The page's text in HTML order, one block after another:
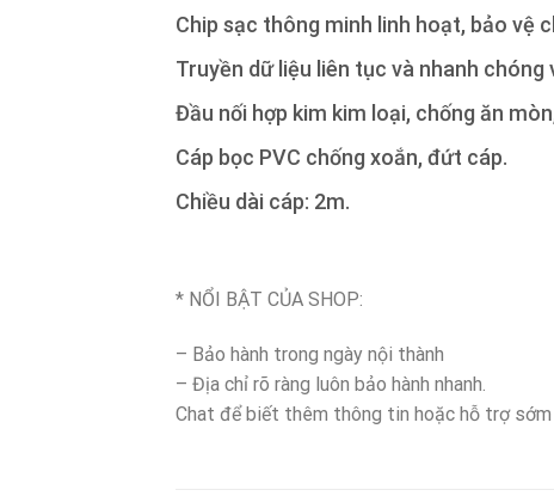
Chip sạc thông minh linh hoạt, bảo vệ
Truyền dữ liệu liên tục và nhanh chóng
Đầu nối hợp kim kim loại, chống ăn
Cáp bọc PVC chống xoắn, đứt cáp.
Chiều dài cáp: 2m.
* NỔI BẬT CỦA SHOP:
– Bảo hành trong ngày nội thành
– Địa chỉ rõ ràng luôn bảo hành nhanh.
Chat để biết thêm thông tin hoặc hỗ trợ